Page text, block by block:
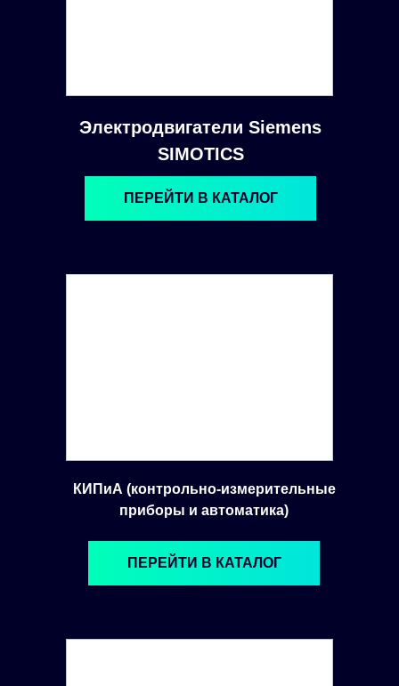
Электродвигатели Siemens
SIMOTICS
ПЕРЕЙТИ В КАТАЛОГ
КИПиА (контрольно-измерительные
приборы и автоматика)
ПЕРЕЙТИ В КАТАЛОГ